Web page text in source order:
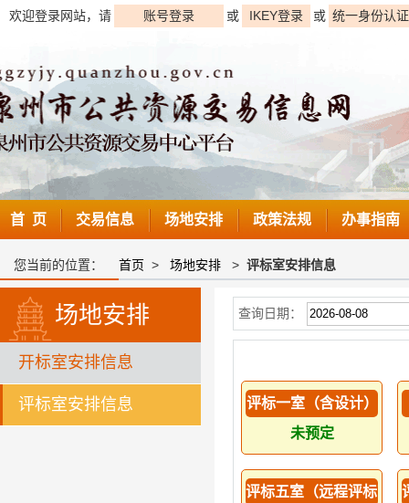
欢迎登录网站，请 账号登录 或 IKEY登录 或 统一身份认
首 页 交易信息 场地安排 政策法规 办事指南
您当前的位置： 首页 > 场地安排 > 评标室安排信息
场地安排
开标室安排信息
评标室安排信息
查询日期：
评标一室（含设计）
未预定
评标五室（远程评标可选